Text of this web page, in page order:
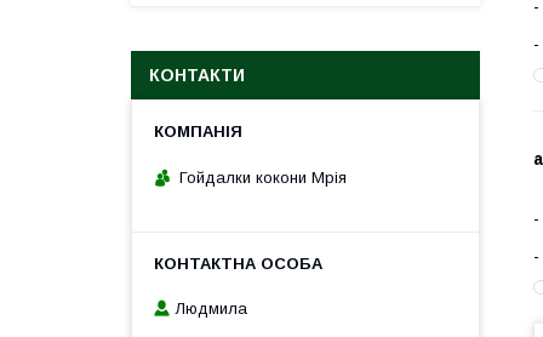
КОНТАКТИ
Гойдалки кокони Мрія
Людмила